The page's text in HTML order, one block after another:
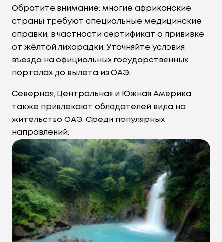
Обратите внимание: многие африканские
страны требуют специальные медицинские
справки, в частности сертификат о прививке
от жёлтой лихорадки. Уточняйте условия
въезда на официальных государственных
порталах до вылета из ОАЭ.
Северная, Центральная и Южная Америка
также привлекают обладателей вида на
жительство ОАЭ. Среди популярных
направлений: